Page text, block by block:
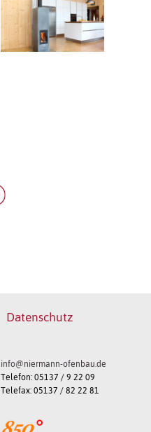
Datenschutz
info@niermann-ofenbau.de
Telefon: 05137 / 9 22 09
Telefax: 05137 / 82 22 81